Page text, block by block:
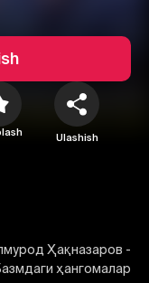
Ulashish
Ҳақназаров -
ҳангомалар
2
kirish